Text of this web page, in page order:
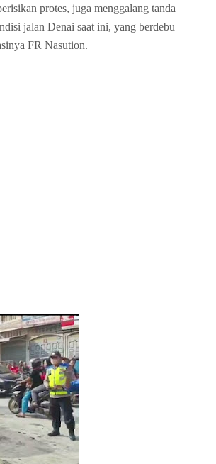
protes, juga menggalang tanda
jalan Denai saat ini, yang berdebu
FR Nasution.